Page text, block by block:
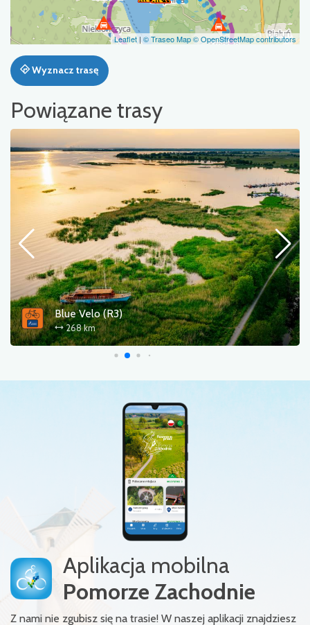
Leaflet | © Traseo Map© OpenStreetMap contributors
Wyznacz trasę
Powiązane trasy
Gravelem Wokół Zalewu Szczecińskiego
320 km
Aplikacja mobilna
Pomorze Zachodnie
Z nami nie zgubisz się na trasie! W naszej aplikacji znajdziesz